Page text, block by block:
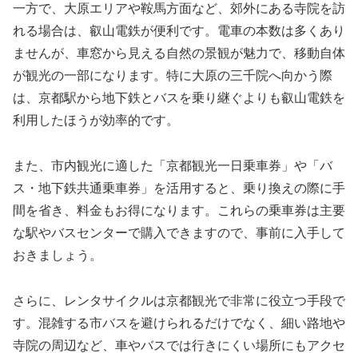
一方で、大原エリアや鞍馬方面など、郊外にある寺院を訪
れる場合は、叡山電鉄が便利です。電車の本数は多くあり
ませんが、車窓から見える自然の景観が魅力で、移動自体
が観光の一部になります。特に大原の三千院へ向かう際
は、京都駅から地下鉄とバスを乗り継ぐよりも叡山電鉄を
利用したほうが効率的です。
また、市内観光に適した「京都観光一日乗車券」や「バ
ス・地下鉄共通乗車券」を活用すると、乗り換えの際に手
間を省き、料金もお得になります。これらの乗車券は主要
な駅やバスセンターで購入できますので、事前に入手して
おきましょう。
さらに、レンタサイクルは京都観光で非常に役立つ手段で
す。混雑する市バスを避けられるだけでなく、細い路地や
寺院の周辺など、車やバスでは行きにくい場所にもアクセ